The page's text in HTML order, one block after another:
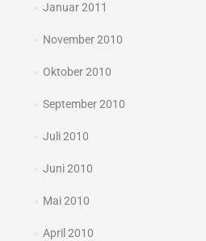
Januar 2011
November 2010
Oktober 2010
September 2010
Juli 2010
Juni 2010
Mai 2010
April 2010